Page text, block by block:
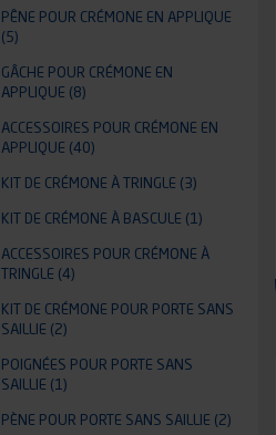
PÊNE POUR CRÉMONE EN APPLIQUE
(5)
GÂCHE POUR CRÉMONE EN
APPLIQUE (8)
ACCESSOIRES POUR CRÉMONE EN
APPLIQUE (40)
KIT DE CRÉMONE À TRINGLE (3)
KIT DE CRÉMONE À BASCULE (1)
ACCESSOIRES POUR CRÉMONE À
TRINGLE (4)
KIT DE CRÉMONE POUR PORTE SANS
SAILLIE (2)
POIGNÉES POUR PORTE SANS
SAILLIE (1)
PÈNE POUR PORTE SANS SAILLIE (2)